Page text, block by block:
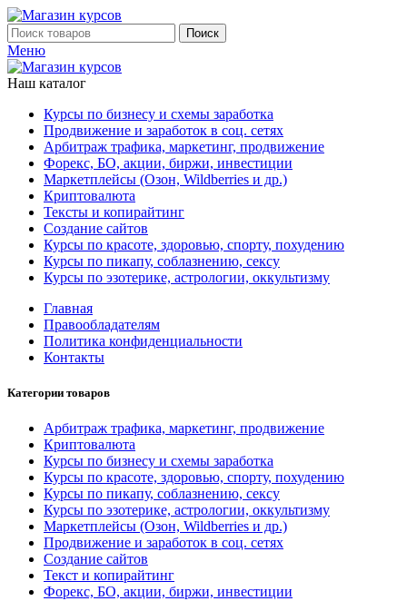
Поиск
Меню
Наш каталог
Курсы по бизнесу и схемы заработка
Продвижение и заработок в соц. сетях
Арбитраж трафика, маркетинг, продвижение
Форекс, БО, акции, биржи, инвестиции
Маркетплейсы (Озон, Wildberries и др.)
Криптовалюта
Тексты и копирайтинг
Создание сайтов
Курсы по красоте, здоровью, спорту, похудению
Курсы по пикапу, соблазнению, сексу
Курсы по эзотерике, астрологии, оккультизму
Главная
Правообладателям
Политика конфиденциальности
Контакты
Категории товаров
Арбитраж трафика, маркетинг, продвижение
Криптовалюта
Курсы по бизнесу и схемы заработка
Курсы по красоте, здоровью, спорту, похудению
Курсы по пикапу, соблазнению, сексу
Курсы по эзотерике, астрологии, оккультизму
Маркетплейсы (Озон, Wildberries и др.)
Продвижение и заработок в соц. сетях
Создание сайтов
Текст и копирайтинг
Форекс, БО, акции, биржи, инвестиции